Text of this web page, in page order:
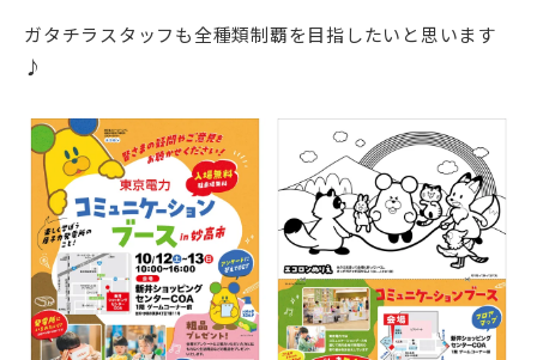
ガタチラスタッフも全種類制覇を目指したいと思います
♪